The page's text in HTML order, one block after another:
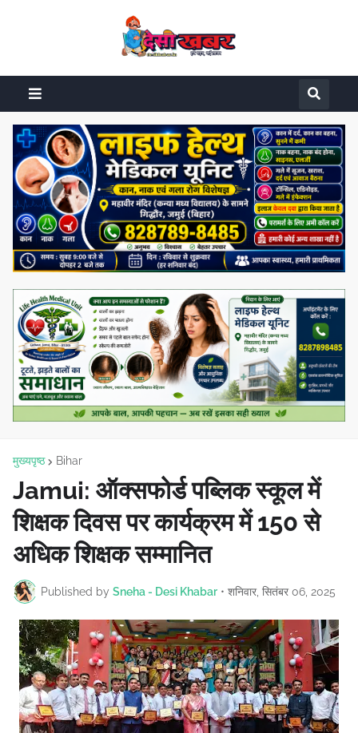
मुख्यपृष्ठ Bihar
Jamui: ऑक्सफोर्ड पब्लिक स्कूल में
शिक्षक दिवस पर कार्यक्रम में 150 से
अधिक शिक्षक सम्मानित
Published by Sneha - Desi Khabar • शनिवार, सितंबर 06, 2025